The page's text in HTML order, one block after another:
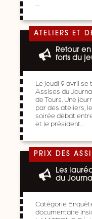
ATELIERS ET
Retour
forts du
Le jeudi 9 avril se
Assises du
de Tours. Une
par des ateliers,
soirée débat
et le président…
PRIX DES
Les
du
Catégorie
documentaire